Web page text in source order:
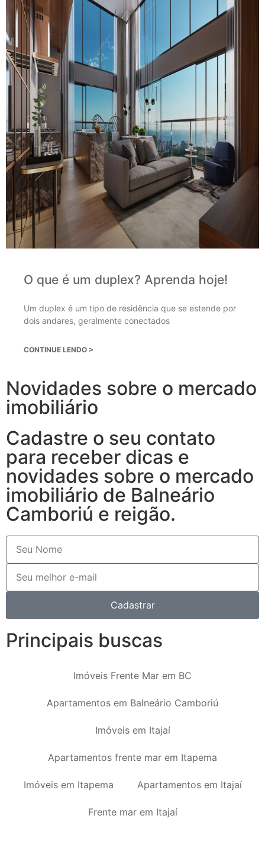
O que é um duplex? Aprenda hoje!
Um duplex é um tipo de residência que se estende por
dois andares, geralmente conectados
CONTINUE LENDO >
Novidades sobre o mercado
imobiliário
Cadastre o seu contato
para receber dicas e
novidades sobre o mercado
imobiliário de Balneário
Camboriú e reigão.
Cadastrar
Principais buscas
Imóveis Frente Mar em BC
Apartamentos em Balneário Camboriú
Imóveis em Itajaí
Apartamentos frente mar em Itapema
Imóveis em Itapema Apartamentos em Itajaí
Frente mar em Itajaí